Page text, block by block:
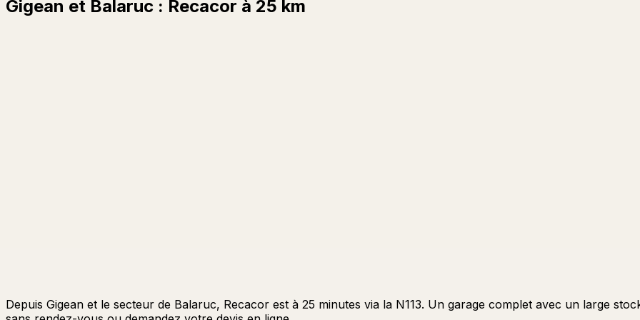
Gigean et Balaruc : Recacor à 25 km
Depuis Gigean et le secteur de Balaruc, Recacor est à 25 minutes via la N113. Un garage complet avec un large